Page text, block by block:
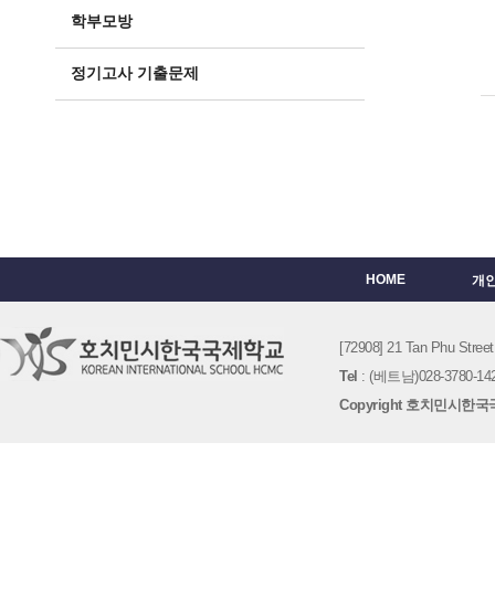
학부모방
정기고사 기출문제
HOME 개
[72908] 21 Tan Phu
Tel : (베트남)028-3780-
Copyright 호치민시한국